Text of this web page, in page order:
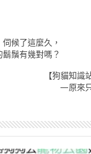
伺候了這麼久，
鬚有幾對嗎？
【狗貓知識
—原來